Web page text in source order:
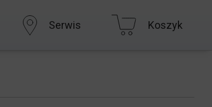
Serwis Koszyk